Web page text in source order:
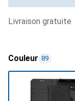
livraison gratuite
Couleur 89